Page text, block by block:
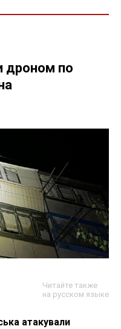
дроном по
Читайте также
на русском языке
атакували